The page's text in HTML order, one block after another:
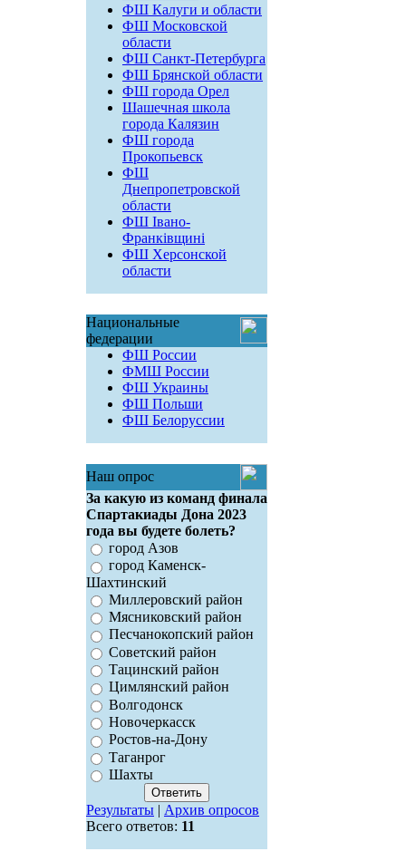
ФШ Калуги и области
ФШ Московской
области
ФШ Санкт-Петербурга
ФШ Брянской области
ФШ города Орел
Шашечная школа
города Калязин
ФШ города
Прокопьевск
ФШ
Днепропетровской
области
ФШ Івано-
Франківщині
ФШ Херсонской
области
Национальные
федерации
ФШ России
ФМШ России
ФШ Украины
ФШ Польши
ФШ Белоруссии
Наш опрос
За какую из команд финала
Спартакиады Дона 2023
года вы будете болеть?
город Азов
город Каменск-
Шахтинский
Миллеровский район
Мясниковский район
Песчанокопский район
Советский район
Тацинский район
Цимлянский район
Волгодонск
Новочеркасск
Ростов-на-Дону
Таганрог
Шахты
Результаты| Архив опросов
Всего ответов: 11